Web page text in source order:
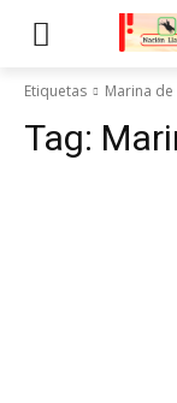
Etiquetas Marina
Tag: